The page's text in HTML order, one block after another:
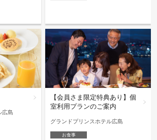
広島
【会員さま限定特典あり】個
室利用プランのご案内
グランドプリンスホテル広島
お食事